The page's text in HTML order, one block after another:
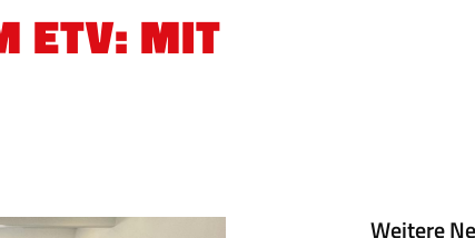
ETV: MIT
Weitere